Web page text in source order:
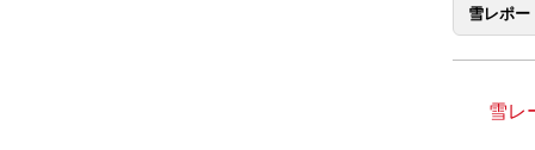
雪レポー
雪レ